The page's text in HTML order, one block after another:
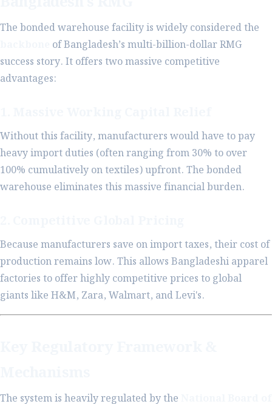
The bonded warehouse facility is widely considered the
of Bangladesh’s multi-billion-dollar RMG
success story. It offers two massive competitive
advantages:
Without this facility, manufacturers would have to pay
heavy import duties (often ranging from 30% to over
100% cumulatively on textiles) upfront. The bonded
warehouse eliminates this massive financial burden.
Because manufacturers save on import taxes, their cost of
production remains low. This allows Bangladeshi apparel
factories to offer highly competitive prices to global
giants like H&M, Zara, Walmart, and Levi's.
The system is heavily regulated by the